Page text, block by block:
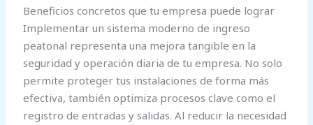
Beneficios concretos que tu empresa puede lograr
Implementar un sistema moderno de ingreso
peatonal representa una mejora tangible en la
seguridad y operación diaria de tu empresa. No solo
permite proteger tus instalaciones de forma más
efectiva, también optimiza procesos clave como el
registro de entradas y salidas. Al reducir la necesidad